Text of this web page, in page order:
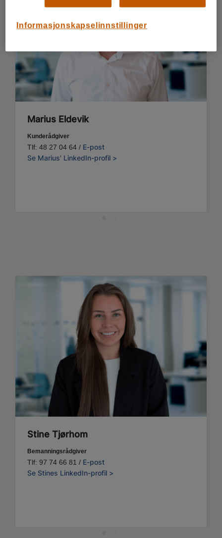
Marius Eldevik
Kunderådgiver
Tlf: 48 27 04 64 / E-post
Se Marius' LinkedIn-profil >
Stine Tjørhom
Bemanningsrådgiver
Tlf: 97 74 66 81 / E-post
Se Stines LinkedIn-profil >
Informasjonskapselinnstillinger